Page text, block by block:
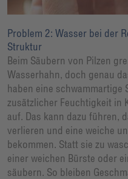
Problem 2: Wasser bei der
Struktur
Beim Säubern von Pilzen
Wasserhahn, doch genau
haben eine schwammartige
zusätzlicher Feuchtigkeit in
auf. Das kann dazu führen,
verlieren und eine weiche
bekommen. Statt sie zu
einer weichen Bürste oder
säubern. So bleiben